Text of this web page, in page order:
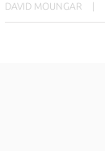
DAVID MOUNGAR |